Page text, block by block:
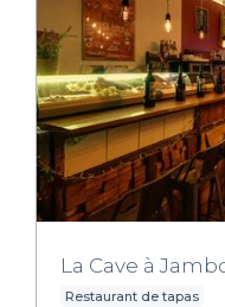
La Cave à
Restaurant de tapas